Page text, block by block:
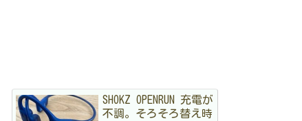
SHOKZ OPENRUN 充電が
不調。そろそろ替え時